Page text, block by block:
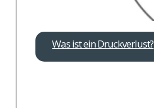
Was ist ein Druckverlust?